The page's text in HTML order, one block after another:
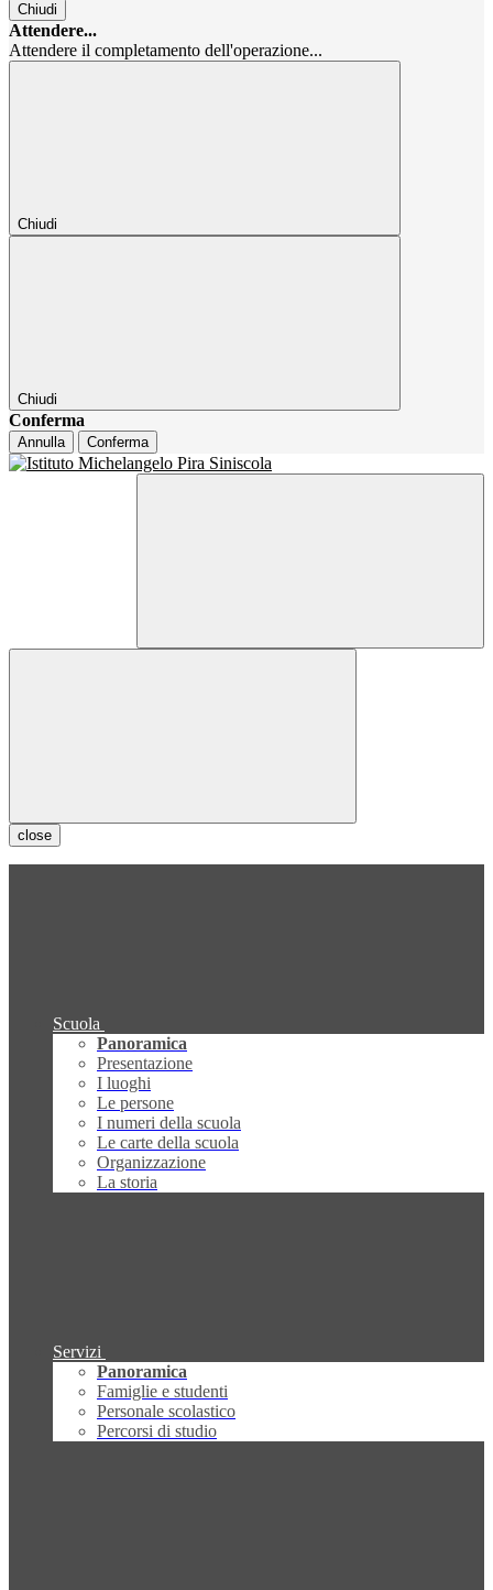
Chiudi
Attendere...
Attendere il completamento dell'operazione...
Chiudi
Chiudi
Conferma
Annulla Conferma
close
Scuola
Panoramica
Presentazione
I luoghi
Le persone
I numeri della scuola
Le carte della scuola
Organizzazione
La storia
Servizi
Panoramica
Famiglie e studenti
Personale scolastico
Percorsi di studio